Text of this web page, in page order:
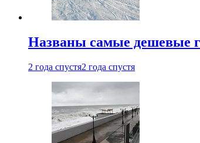
Названы самые дешевые
2 года спустя2 года спустя